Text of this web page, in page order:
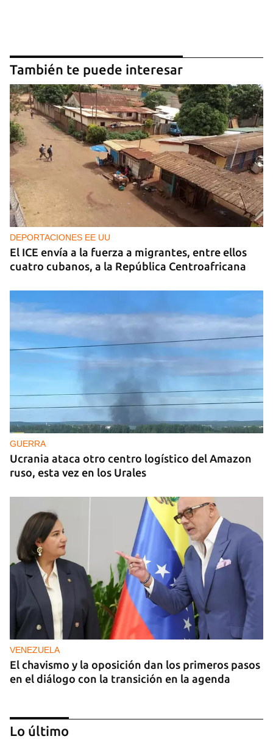
También te puede interesar
DEPORTACIONES EE UU
El ICE envía a la fuerza a migrantes, entre ellos
cuatro cubanos, a la República Centroafricana
GUERRA
Ucrania ataca otro centro logístico del Amazon
ruso, esta vez en los Urales
VENEZUELA
El chavismo y la oposición dan los primeros pasos
en el diálogo con la transición en la agenda
Lo último